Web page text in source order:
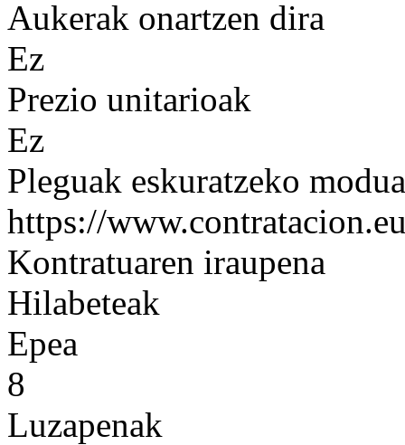
Aukerak onartzen dira
Ez
Prezio unitarioak
Ez
Pleguak eskuratzeko modua
https://
Kontratuaren iraupena
Hilabeteak
Epea
8
Luzapenak